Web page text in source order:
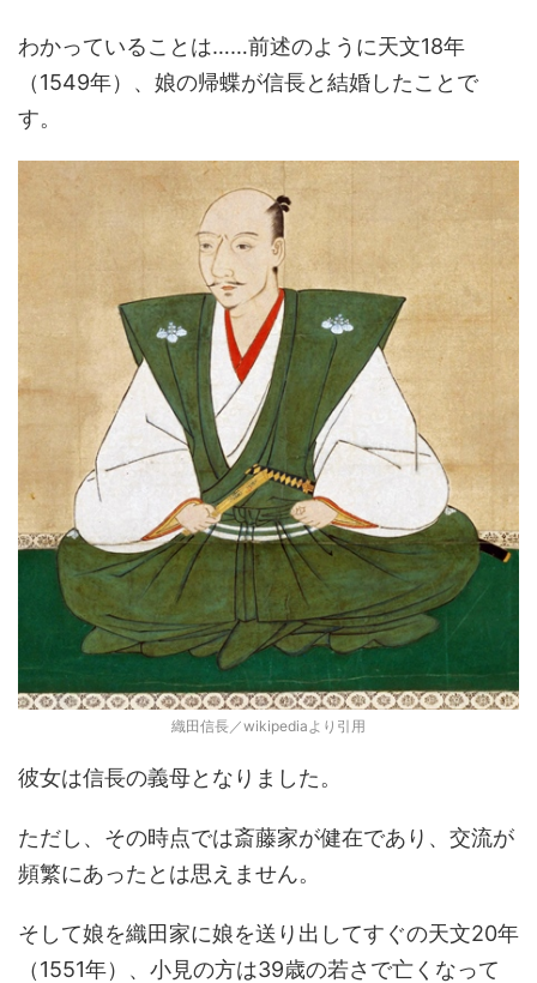
わかっていることは……前述のように天文18年
（1549年）、娘の帰蝶が信長と結婚したことで
す。
織田信長／wikipediaより引用
彼女は信長の義母となりました。
ただし、その時点では斎藤家が健在であり、交流が
頻繁にあったとは思えません。
そして娘を織田家に娘を送り出してすぐの天文20年
（1551年）、小見の方は39歳の若さで亡くなって